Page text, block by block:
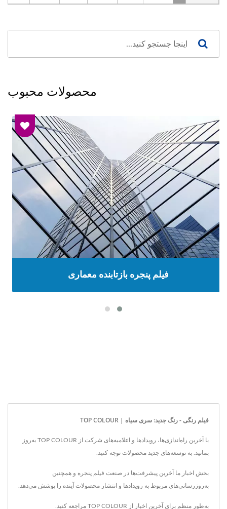
محصولات محبوب
فیلم پنجره بازتابنده معماری
فیلم رنگی - رنگ جدید: سری سیاه | TOP COLOUR
با آخرین راه‌اندازی‌ها، رویدادها و اعلامیه‌های شرکت از TOP COLOUR به‌روز
بمانید. به توسعه‌های جدید محصولات توجه کنید.
بخش اخبار ما آخرین پیشرفت‌ها در صنعت فیلم پنجره و همچنین
به‌روزرسانی‌های مربوط به رویدادها و انتشار محصولات آینده را پوشش می‌دهد.
به‌طور منظم برای آخرین اخبار از TOP COLOUR مراجعه کنید.